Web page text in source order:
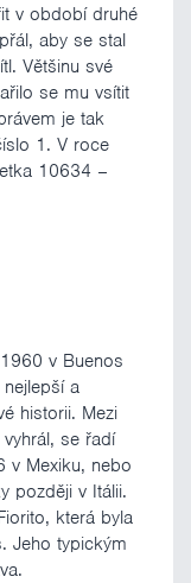
v období druhé
aby se stal
Většinu své
se mu vsítit
je tak
1. V roce
10634 –
v Buenos
a
historii. Mezi
se řadí
v Mexiku, nebo
později v Itálii.
která byla
Jeho typickým